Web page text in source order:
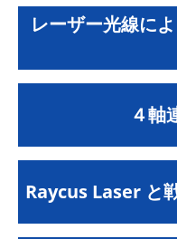
レーザー光線に
４軸
Raycus Laser と